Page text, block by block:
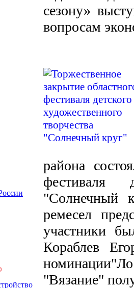
сезону»
вопросам
района
фестиваля
"Солнечный
ремесел
участники
Кораблев
"Вязание"